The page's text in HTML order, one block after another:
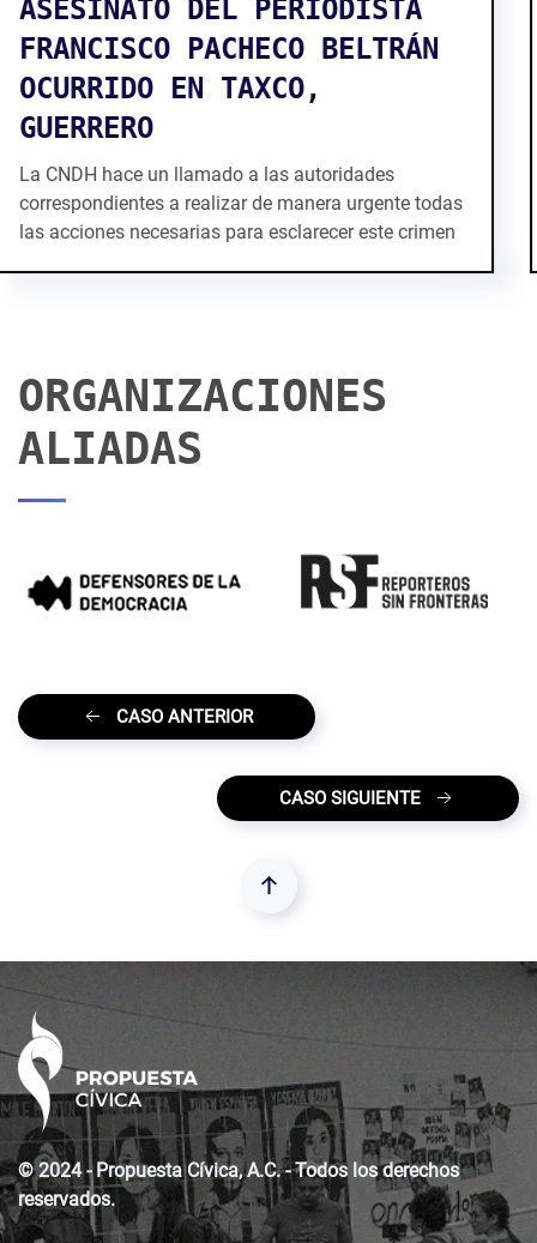
documental Dos relámpagos
al alba, la historia del
crimen de un periodista
impunidad que vive la familia de Francisco Pacheco
Beltrán, ingeniero civil de formación que encontró su
verdadera vocación en el periodis...
ORGANIZACIONES
ALIADAS
CASO ANTERIOR
CASO SIGUIENTE
© 2024 - Propuesta Cívica, A.C. - Todos los derechos
reservados.